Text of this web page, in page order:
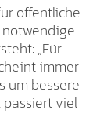
öffentliche
„Für
immer
um bessere
passiert viel